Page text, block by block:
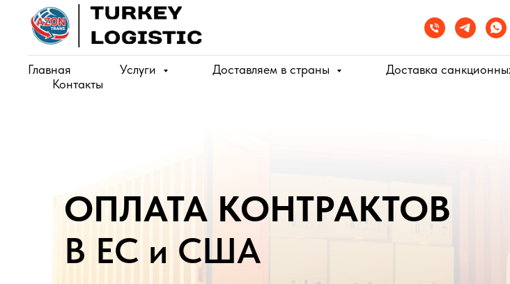
и Беларуси, обеспечивая юридически корректные расчёты и транзит международных грузов. Мы
Главная Услуги Доставляем в страны Доставка
Контакты
ОПЛАТА КОНТРАКТОВ
В ЕС и США